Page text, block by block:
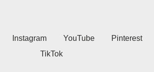
Instagram YouTube
Pinterest
TikTok